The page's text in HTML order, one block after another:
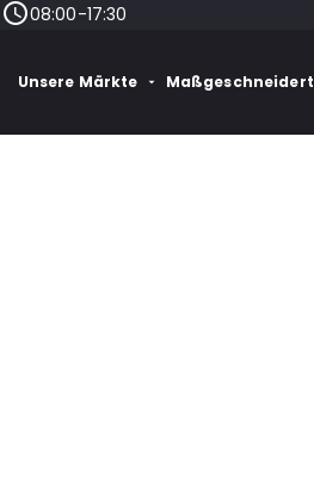
08:00-17:30
Unsere Märkte Maßgeschneidert